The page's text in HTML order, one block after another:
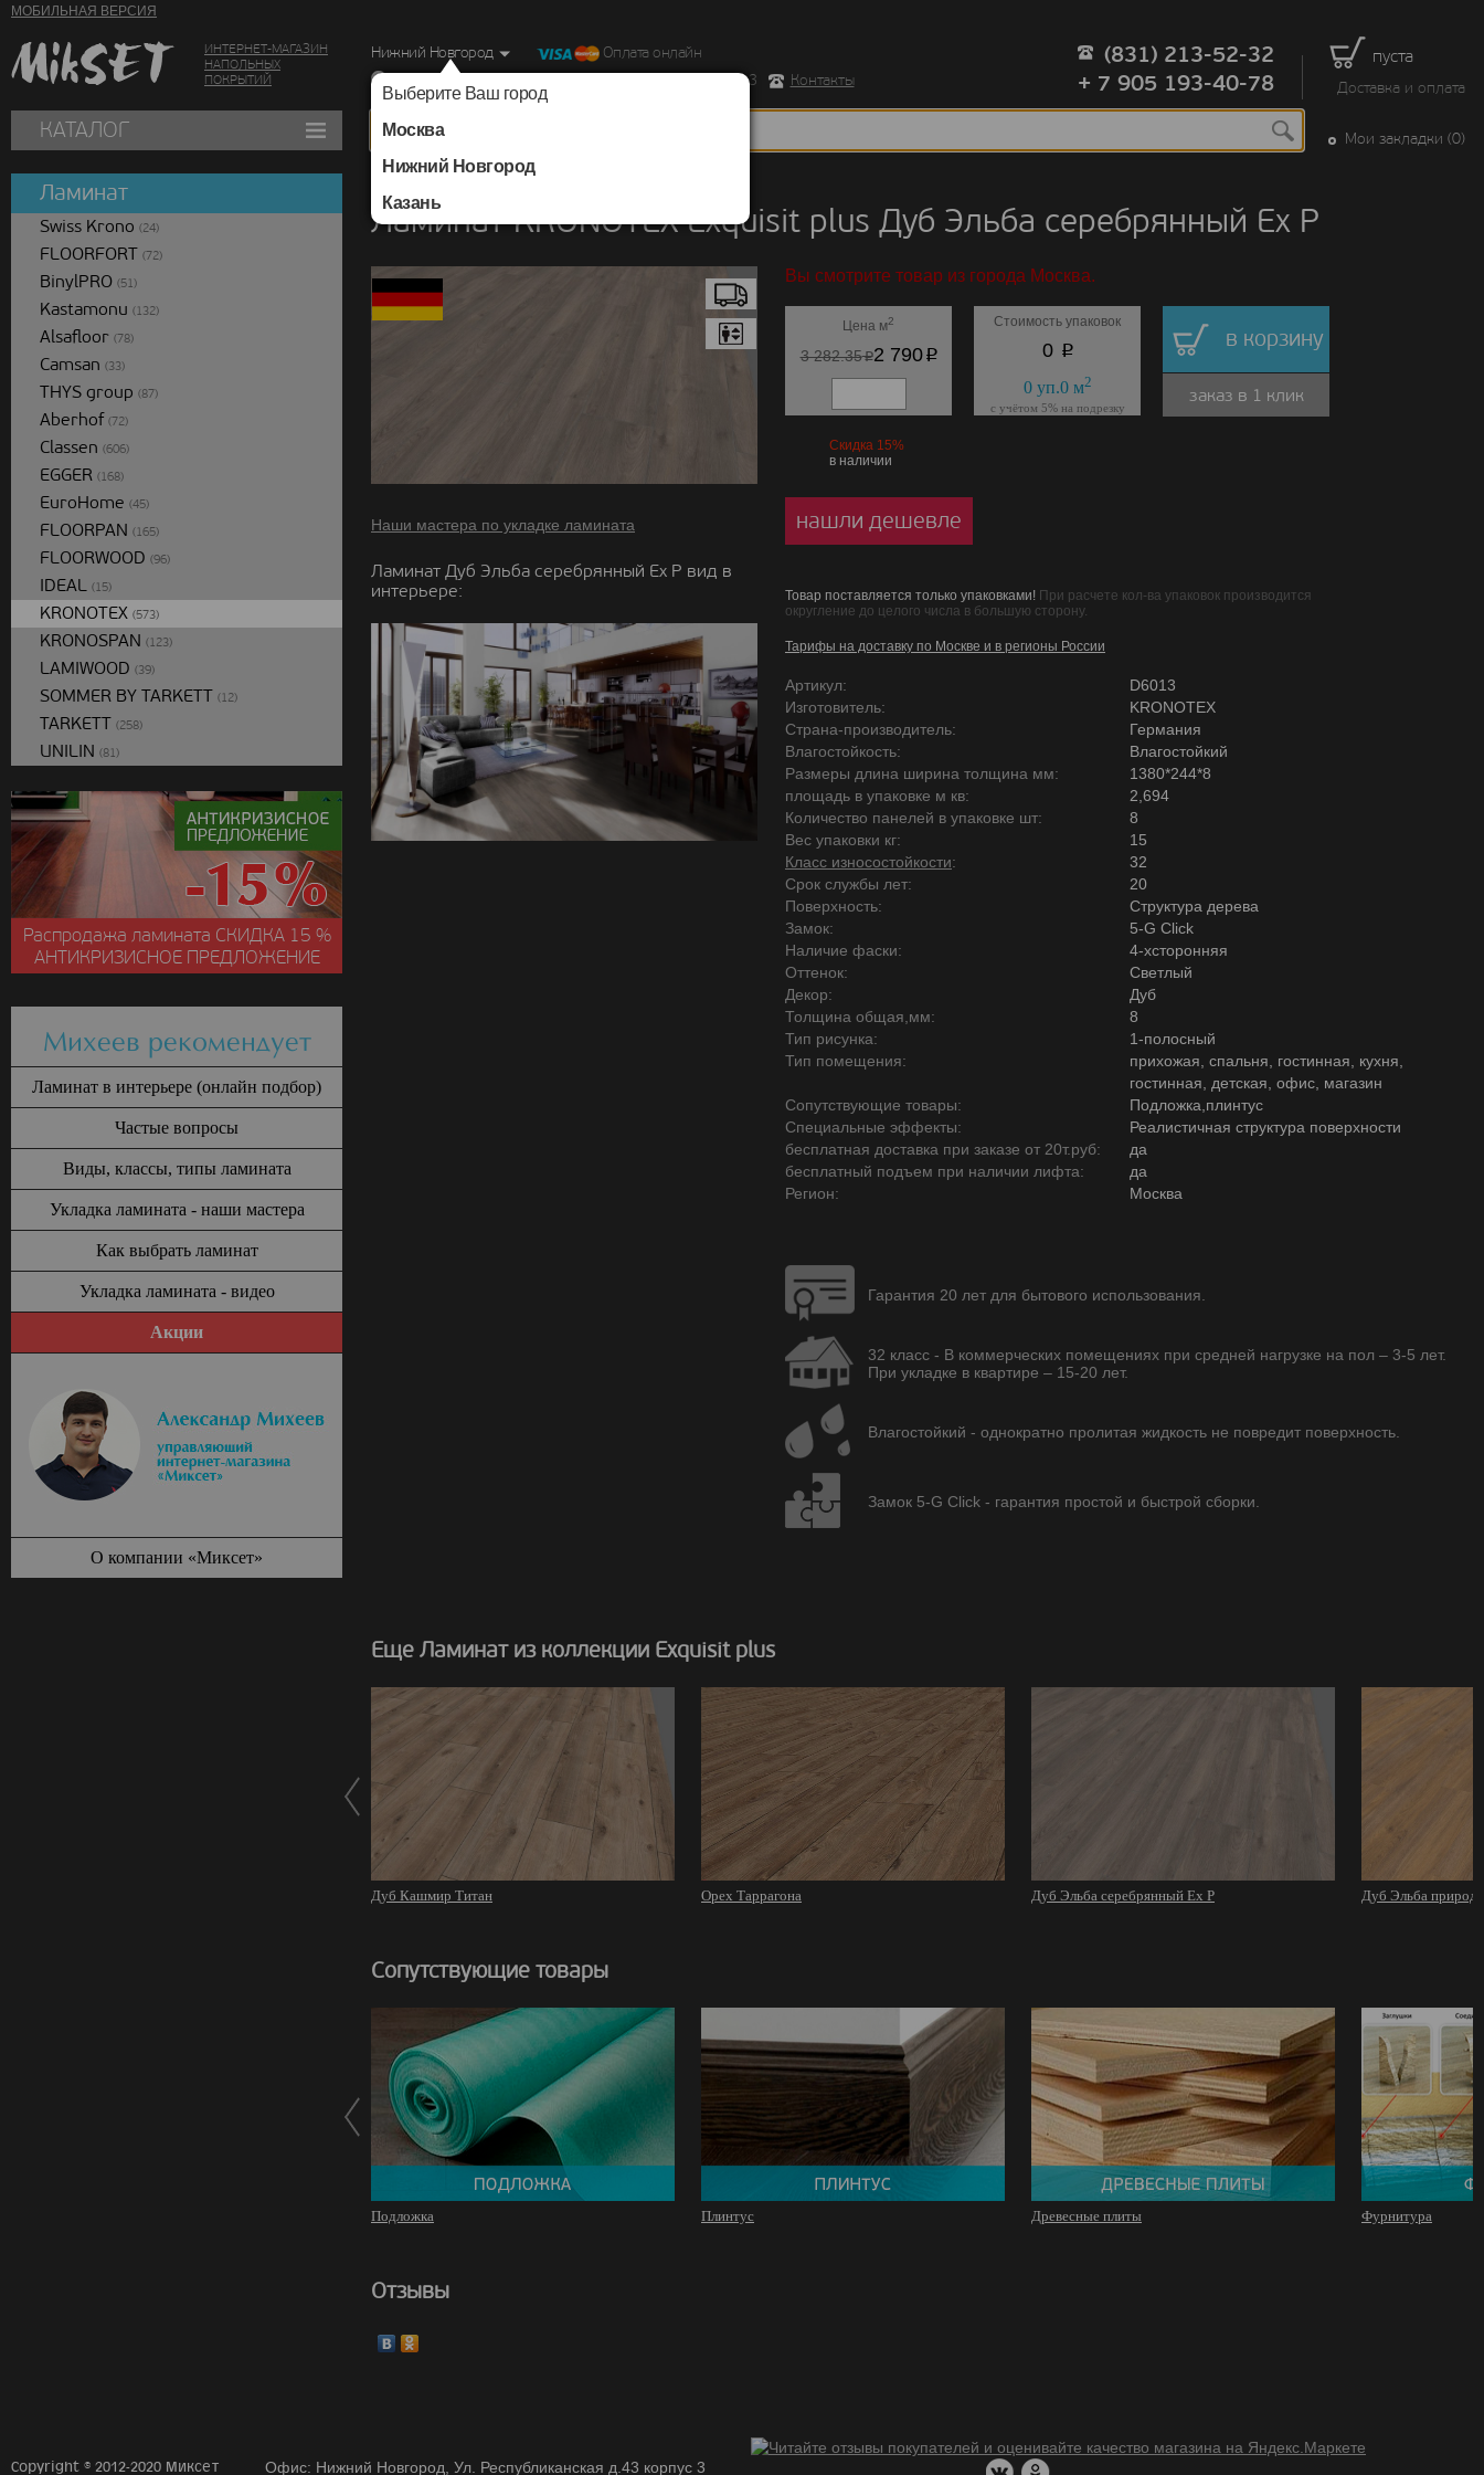
МОБИЛЬНАЯ ВЕРСИЯ
ИНТЕРНЕТ-МАГАЗИН
НАПОЛЬНЫХ
ПОКРЫТИЙ
пуста
Доставка и оплата
Нижний Новгород
Выберите Ваш город
Москва
Нижний Новгород
Казань
Оплата онлайн
г. Нижний Новгород, Ул. Республиканская д.43 корпус 3
Контакты
(831) 213-52-32
+ 7 905 193-40-78
КАТАЛОГ Мои закладки (0)
Ламинат KRONOTEX Exquisit plus Дуб Эльба серебрянный Ex P
Наши мастера по укладке ламината
Ламинат Дуб Эльба серебрянный Ex P вид в
интерьере:
Вы смотрите товар из города Москва.
Цена м2
3 282.35p2 790p
Стоимость упаковок
0 p
0уп.0м2
с учётом 5% на подрезку
в корзину
заказ в 1 клик
Скидка 15%
в наличии
нашли дешевле
Товар поставляется только упаковками! При расчете кол-ва упаковок производится
округление до целого числа в большую сторону.
Тарифы на доставку по Москве и в регионы России
Артикул:
D6013
Изготовитель:
KRONOTEX
Страна-производитель:
Германия
Влагостойкость:
Влагостойкий
Размеры длина ширина толщина мм:
1380*244*8
площадь в упаковке м кв:
2,694
Количество панелей в упаковке шт:
8
Вес упаковки кг:
15
Класс износостойкости:
32
Срок службы лет:
20
Поверхность:
Структура дерева
Замок:
5-G Click
Наличие фаски:
4-хсторонняя
Оттенок:
Светлый
Декор:
Дуб
Толщина общая,мм:
8
Тип рисунка:
1-полосный
Тип помещения:
прихожая, спальня, гостинная, кухня,
гостинная, детская, офис, магазин
Сопутствующие товары:
Подложка,плинтус
Специальные эффекты:
Реалистичная структура поверхности
бесплатная доставка при заказе от 20т.руб:
да
бесплатный подъем при наличии лифта:
да
Регион:
Москва
Гарантия 20 лет для бытового использования.
32 класс - В коммерческих помещениях при средней нагрузке на пол – 3-5 лет.
При укладке в квартире – 15-20 лет.
Влагостойкий - однократно пролитая жидкость не повредит поверхность.
Замок 5-G Click - гарантия простой и быстрой сборки.
Еще Ламинат из коллекции Exquisit plus
Дуб Кашмир Титан Орех Таррагона Дуб Эльба серебрянный Ex P Дуб Эльба
Сопутствующие товары
Подложка Плинтус Древесные плиты Фурнитура
Отзывы
Ламинат
Swiss Krono (24)
FLOORFORT (72)
BinylPRO (51)
Kastamonu (132)
Alsafloor (78)
Camsan (33)
THYS group (87)
Aberhof (72)
Classen (606)
EGGER (168)
EuroHome (45)
FLOORPAN (165)
FLOORWOOD (96)
IDEAL (15)
KRONOTEX (573)
KRONOSPAN (123)
LAMIWOOD (39)
SOMMER BY TARKETT (12)
TARKETT (258)
UNILIN (81)
Распродажа ламината СКИДКА15 %
АНТИКРИЗИСНОЕ ПРЕДЛОЖЕНИЕ
Михеев рекомендует
Ламинат в интерьере (онлайн подбор)
Частые вопросы
Виды, классы, типы ламината
Укладка ламината - наши мастера
Как выбрать ламинат
Укладка ламината - видео
Акции
О компании «Миксет»
Copyright © 2012-2020 Миксет Офис: Нижний Новгород, Ул. Республиканская д.43 корпус 3